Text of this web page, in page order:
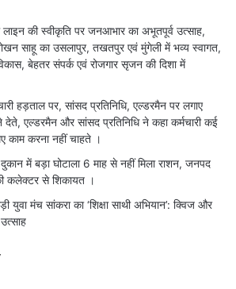
की स्वीकृति पर जनआभार का अभूतपूर्व उत्साह,
साहू का उसलापुर, तखतपुर एवं मुंगेली में भव्य स्वागत,
बेहतर संपर्क एवं रोजगार सृजन की दिशा में
हड़ताल पर, सांसद प्रतिनिधि, एल्डरमैन पर लगाए
एल्डरमैन और सांसद प्रतिनिधि ने कहा कर्मचारी कई
काम करना नहीं चाहते ।
दुकान में बड़ा घोटाला 6 माह से नहीं मिला राशन, जनपद
कलेक्टर से शिकायत ।
युवा मंच सांकरा का ‘शिक्षा साथी अभियान’: क्विज और